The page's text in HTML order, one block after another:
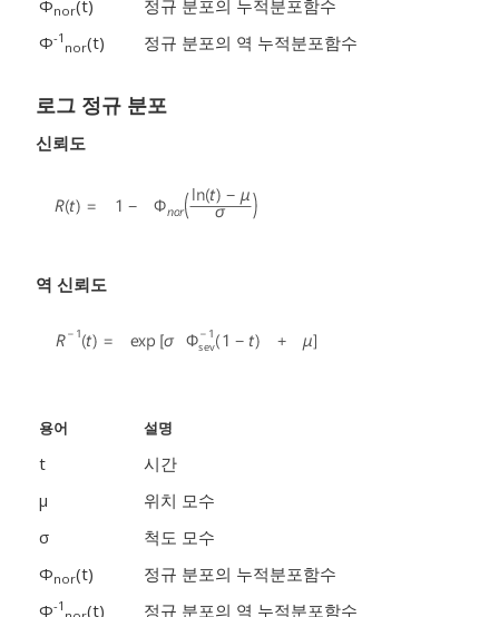
Φnor(t)
정규 분포의 누적분포함수
Φ-1
nor(t) 정규 분포의 역 누적분포함수
로그 정규 분포
신뢰도
역 신뢰도
용어 설명
t
시간
μ
위치 모수
σ
척도 모수
Φnor(t)
정규 분포의 누적분포함수
Φ-1 (t) 정규 분포의 역 누적분포함수